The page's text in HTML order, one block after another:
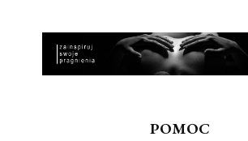
POMOC